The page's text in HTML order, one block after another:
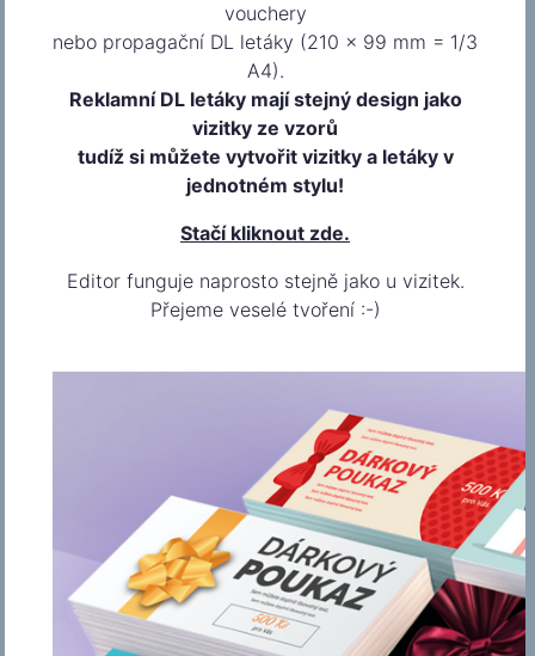
Tyrkysová
Překladatel AJ
vouchery
nebo propagační DL letáky (210 x 99 mm = 1/3
A4).
Reklamní DL letáky mají stejný design jako
vizitky ze vzorů
tudíž si můžete vytvořit vizitky a letáky v
jednotném stylu!
Stačí kliknout zde.
Editor funguje naprosto stejně jako u vizitek.
Přejeme veselé tvoření :-)